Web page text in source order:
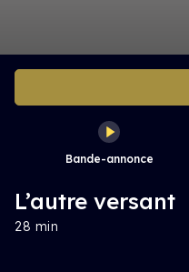
Bande-annonce
L’autre versant
28 min